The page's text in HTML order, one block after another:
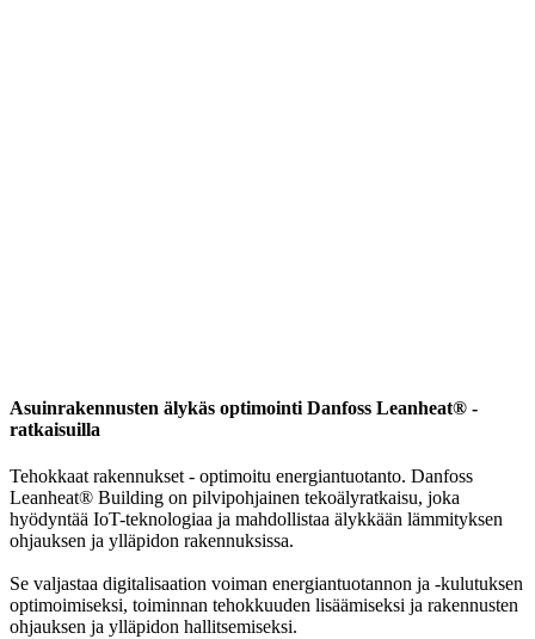
Asuinrakennusten älykäs optimointi Danfoss Leanheat® -
ratkaisuilla
Tehokkaat rakennukset - optimoitu energiantuotanto. Danfoss
Leanheat® Building on pilvipohjainen tekoälyratkaisu, joka
hyödyntää IoT-teknologiaa ja mahdollistaa älykkään lämmityksen
ohjauksen ja ylläpidon rakennuksissa.
Se valjastaa digitalisaation voiman energiantuotannon ja -kulutuksen
optimoimiseksi, toiminnan tehokkuuden lisäämiseksi ja rakennusten
ohjauksen ja ylläpidon hallitsemiseksi.